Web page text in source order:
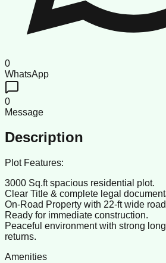
0
WhatsApp
0
Message
Description
Plot Features:
3000 Sq.ft spacious residential plot.
Clear Title & complete legal
On‑Road Property with 22‑ft wide
Ready for immediate construction.
Peaceful environment with strong
returns.
Amenities